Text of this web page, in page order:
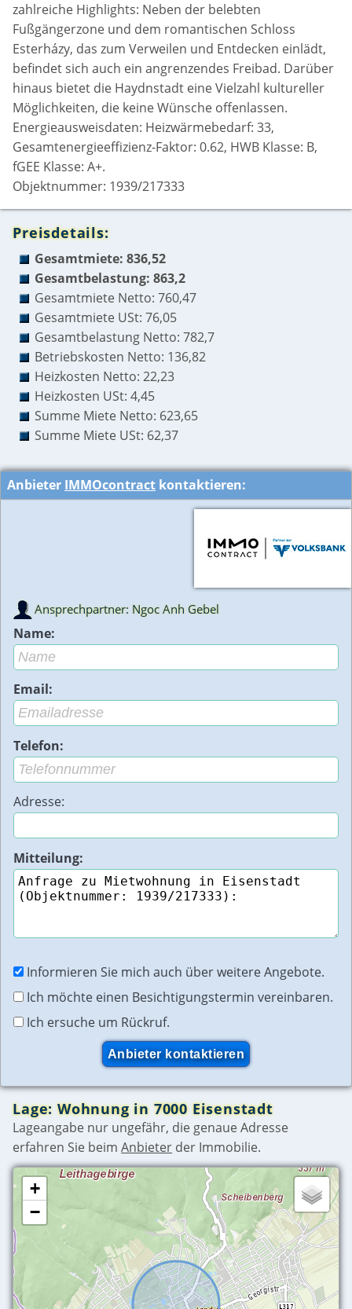
zahlreiche Highlights: Neben der belebten
Fußgängerzone und dem romantischen Schloss
Esterházy, das zum Verweilen und Entdecken einlädt,
befindet sich auch ein angrenzendes Freibad. Darüber
hinaus bietet die Haydnstadt eine Vielzahl kultureller
Möglichkeiten, die keine Wünsche offenlassen.
Energieausweisdaten: Heizwärmebedarf: 33,
Gesamtenergieeffizienz-Faktor: 0.62, HWB Klasse: B,
fGEE Klasse: A+.
Objektnummer: 1939/217333
Preisdetails:
Gesamtmiete: 836,52
Gesamtbelastung: 863,2
Gesamtmiete Netto: 760,47
Gesamtmiete USt: 76,05
Gesamtbelastung Netto: 782,7
Betriebskosten Netto: 136,82
Heizkosten Netto: 22,23
Heizkosten USt: 4,45
Summe Miete Netto: 623,65
Summe Miete USt: 62,37
Anbieter IMMOcontract kontaktieren:
Ansprechpartner: Ngoc Anh Gebel
Name:
Email:
Telefon:
Adresse:
Mitteilung:
Informieren Sie mich auch über weitere Angebote.
Ich möchte einen Besichtigungstermin vereinbaren.
Ich ersuche um Rückruf.
Lage: Wohnung in 7000 Eisenstadt
Lageangabe nur ungefähr, die genaue Adresse
erfahren Sie beimAnbieter der Immobilie.
+
−